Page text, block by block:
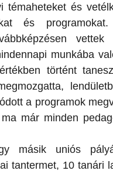
témaheteket és
és
munkába
történt
a programok
már minden
másik uniós
tantermet, 10 tanári